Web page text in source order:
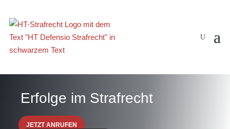
Erfolge im Strafrecht
JETZT ANRUFEN